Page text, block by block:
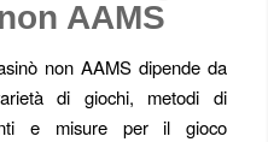
AAMS
non AAMS dipende da
di giochi, metodi di
e misure per il gioco